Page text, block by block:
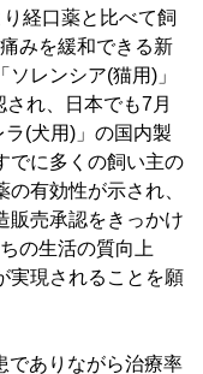
経口薬と比べて飼
みを緩和できる新
レンシア(猫用)」
れ、日本でも7月
(犬用)」の国内製
でに多くの飼い主の
有効性が示され、
販売承認をきっかけ
の生活の質向上
実現されることを願
ありながら治療率